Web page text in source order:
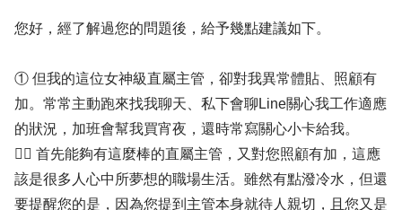
您好，經了解過您的問題後，給予幾點建議如下。
① 但我的這位女神級直屬主管，卻對我異常體貼、照顧有
加。常常主動跑來找我聊天、私下會聊Line關心我工作適應
的狀況，加班會幫我買宵夜，還時常寫關心小卡給我。
✍🏻 首先能夠有這麼棒的直屬主管，又對您照顧有加，這應
該是很多人心中所夢想的職場生活。雖然有點潑冷水，但還
要提醒您的是，因為您提到主管本身就待人親切，且您又是